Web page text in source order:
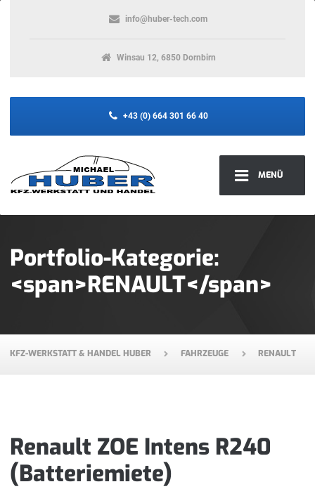
MENÜ
info@huber-tech.com
Winsau 12, 6850 Dornbirn
+43 (0) 664 301 66 40
Portfolio-Kategorie:
<span>RENAULT</span>
KFZ-WERKSTATT & HANDEL HUBER FAHRZEUGE RENAULT
Renault ZOE Intens R240
(Batteriemiete)